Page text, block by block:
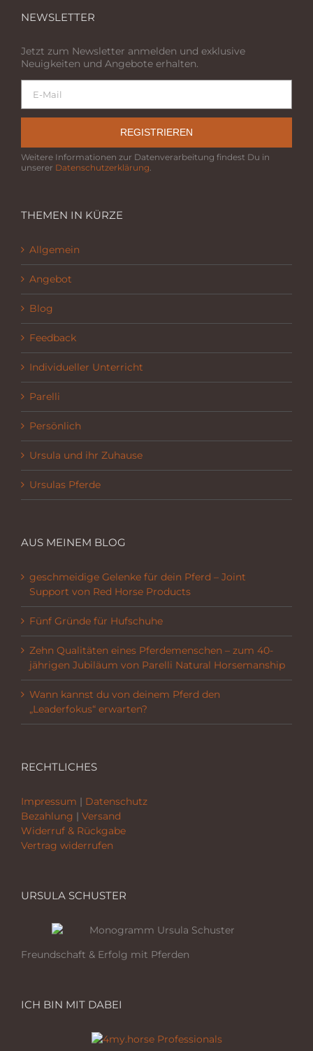
NEWSLETTER
Jetzt zum Newsletter anmelden und exklusive
Neuigkeiten und Angebote erhalten.
REGISTRIEREN
Weitere Informationen zur Datenverarbeitung findest Du in
unserer Datenschutzerklärung.
THEMEN IN KÜRZE
Allgemein
Angebot
Blog
Feedback
Individueller Unterricht
Parelli
Persönlich
Ursula und ihr Zuhause
Ursulas Pferde
AUS MEINEM BLOG
geschmeidige Gelenke für dein Pferd – Joint
Support von Red Horse Products
Fünf Gründe für Hufschuhe
Zehn Qualitäten eines Pferdemenschen – zum 40-
jährigen Jubiläum von Parelli Natural Horsemanship
Wann kannst du von deinem Pferd den
„Leaderfokus“ erwarten?
RECHTLICHES
Impressum | Datenschutz
Bezahlung | Versand
Widerruf & Rückgabe
Vertrag widerrufen
URSULA SCHUSTER
Freundschaft & Erfolg mit Pferden
ICH BIN MIT DABEI